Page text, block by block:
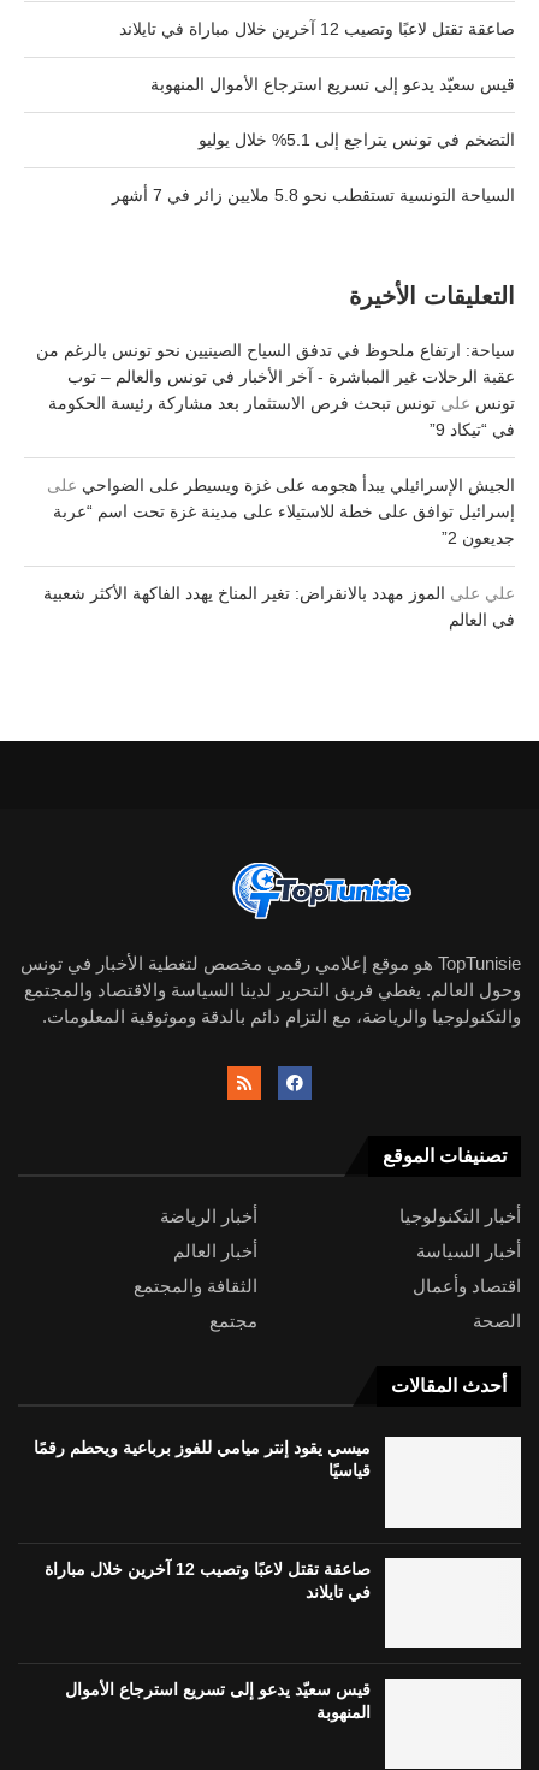
صاعقة تقتل لاعبًا وتصيب 12 آخرين خلال مباراة في تايلاند
قيس سعيّد يدعو إلى تسريع استرجاع الأموال المنهوبة
التضخم في تونس يتراجع إلى 5.1% خلال يوليو
السياحة التونسية تستقطب نحو 5.8 ملايين زائر في 7 أشهر
التعليقات الأخيرة
سياحة: ارتفاع ملحوظ في تدفق السياح الصينيين نحو تونس بالرغم من
عقبة الرحلات غير المباشرة - آخر الأخبار في تونس والعالم – توب
تونس على تونس تبحث فرص الاستثمار بعد مشاركة رئيسة الحكومة
في “تيكاد 9”
الجيش الإسرائيلي يبدأ هجومه على غزة ويسيطر على الضواحي على
إسرائيل توافق على خطة للاستيلاء على مدينة غزة تحت اسم “عربة
جديعون 2”
علي على الموز مهدد بالانقراض: تغير المناخ يهدد الفاكهة الأكثر شعبية
في العالم
TopTunisie هو موقع إعلامي رقمي مخصص لتغطية الأخبار في تونس
وحول العالم. يغطي فريق التحرير لدينا السياسة والاقتصاد والمجتمع
والتكنولوجيا والرياضة، مع التزام دائم بالدقة وموثوقية المعلومات.
تصنيفات الموقع
أخبار التكنولوجيا
أخبار الرياضة
أخبار السياسة
أخبار العالم
اقتصاد وأعمال
الثقافة والمجتمع
الصحة
مجتمع
أحدث المقالات
ميسي يقود إنتر ميامي للفوز برباعية ويحطم رقمًا
قياسيًا
صاعقة تقتل لاعبًا وتصيب 12 آخرين خلال مباراة
في تايلاند
قيس سعيّد يدعو إلى تسريع استرجاع الأموال
المنهوبة